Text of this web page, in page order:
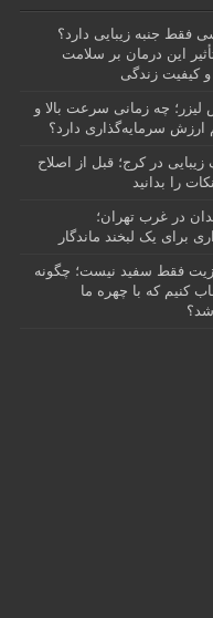
فقط جنبه زیبایی دارد؟
این درمان بر سلامت
کیفیت زندگی
چه زمانی سرعت بالا و
ارزش سرمایه‌گذاری دارد؟
زیبایی در کرج؛ قبل از اصلاح
را بدانید
در غرب تهران؛
برای یک لبخند ماندگار
فقط سفید نیست؛ چگونه
کنیم که با چهره ما